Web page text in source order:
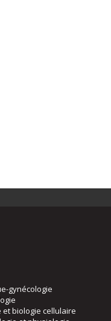
gynécologie
et biologie cellulaire